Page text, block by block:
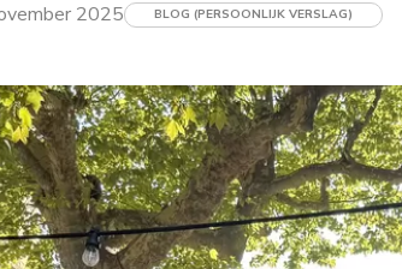
2025 BLOG (PERSOONLIJK VERSLAG)